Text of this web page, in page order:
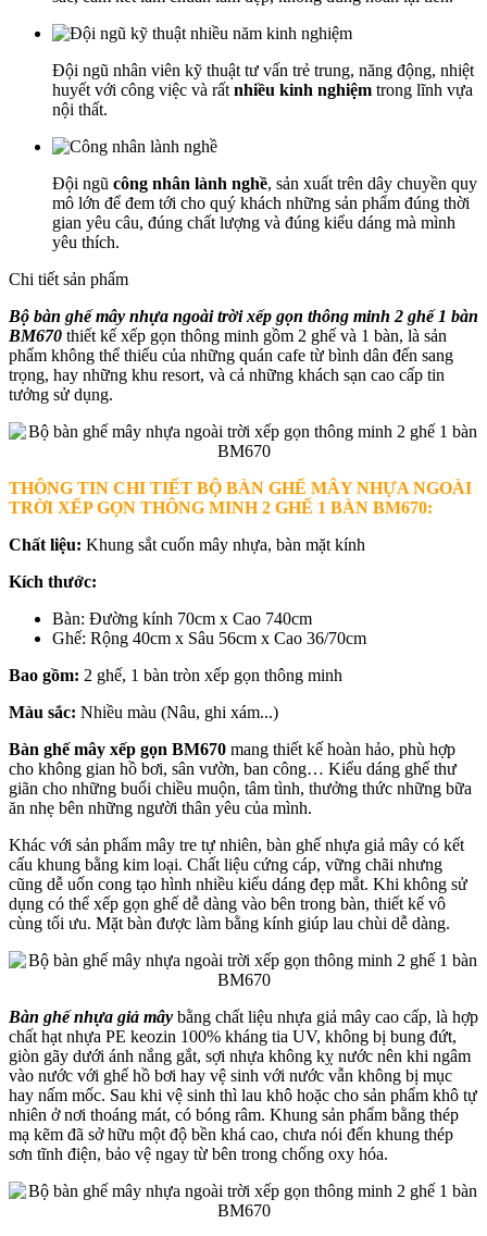
Đội ngũ nhân viên kỹ thuật tư vấn trẻ trung, năng động, nhiệt
huyết với công việc và rất nhiều kinh nghiệm trong lĩnh vựa
nội thất.
Đội ngũ công nhân lành nghề, sản xuất trên dây chuyền quy
mô lớn để đem tới cho quý khách những sản phẩm đúng thời
gian yêu câu, đúng chất lượng và đúng kiểu dáng mà mình
yêu thích.
Chi tiết sản phẩm
Bộ bàn ghế mây nhựa ngoài trời xếp gọn thông minh 2 ghế 1 bàn
BM670 thiết kế xếp gọn thông minh gồm 2 ghế và 1 bàn, là sản
phẩm không thể thiếu của những quán cafe từ bình dân đến sang
trọng, hay những khu resort, và cả những khách sạn cao cấp tin
tưởng sử dụng.
THÔNG TIN CHI TIẾT BỘ BÀN GHẾ MÂY NHỰA NGOÀI
TRỜI XẾP GỌN THÔNG MINH 2 GHẾ 1 BÀN BM670:
Chất liệu: Khung sắt cuốn mây nhựa, bàn mặt kính
Kích thước:
Bàn: Đường kính 70cm x Cao 740cm
Ghế: Rộng 40cm x Sâu 56cm x Cao 36/70cm
Bao gồm: 2 ghế, 1 bàn tròn xếp gọn thông minh
Màu sắc: Nhiều màu (Nâu, ghi xám...)
Bàn ghế mây xếp gọn BM670 mang thiết kế hoàn hảo, phù hợp
cho không gian hồ bơi, sân vườn, ban công… Kiểu dáng ghế thư
giãn cho những buổi chiều muộn, tâm tình, thưởng thức những bữa
ăn nhẹ bên những người thân yêu của mình.
Khác với sản phẩm mây tre tự nhiên, bàn ghế nhựa giả mây có kết
cấu khung bằng kim loại. Chất liệu cứng cáp, vững chãi nhưng
cũng dễ uốn cong tạo hình nhiều kiểu dáng đẹp mắt. Khi không sử
dụng có thể xếp gọn ghế dễ dàng vào bên trong bàn, thiết kế vô
cùng tối ưu. Mặt bàn được làm bằng kính giúp lau chùi dễ dàng.
Bàn ghế nhựa giả mây bằng chất liệu nhựa giả mây cao cấp, là hợp
chất hạt nhựa PE keozin 100% kháng tia UV, không bị bung đứt,
giòn gãy dưới ánh nắng gắt, sợi nhựa không kỵ nước nên khi ngâm
vào nước với ghế hồ bơi hay vệ sinh với nước vẫn không bị mục
hay nấm mốc. Sau khi vệ sinh thì lau khô hoặc cho sản phẩm khô tự
nhiên ở nơi thoáng mát, có bóng râm. Khung sản phẩm bằng thép
mạ kẽm đã sở hữu một độ bền khá cao, chưa nói đến khung thép
sơn tĩnh điện, bảo vệ ngay từ bên trong chống oxy hóa.